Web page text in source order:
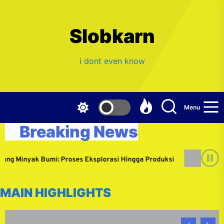
Slobkarn
i dont even know
Menu
Breaking News
Minyak Bumi: Proses Eksplorasi Hingga Produksi
MAIN HIGHLIGHTS